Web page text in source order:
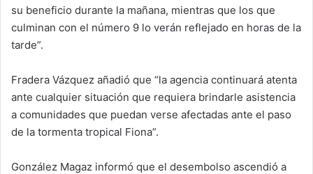
su beneficio durante la mañana, mientras que los que
culminan con el número 9 lo verán reflejado en horas de la
tarde”.
Fradera Vázquez añadió que “la agencia continuará atenta
ante cualquier situación que requiera brindarle asistencia
a comunidades que puedan verse afectadas ante el paso
de la tormenta tropical Fiona”.
González Magaz informó que el desembolso ascendió a